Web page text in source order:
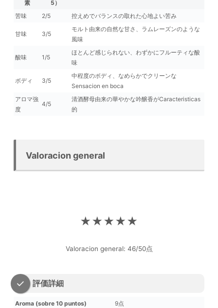
素 5）
苦味 2/5 控えめでバランスの取れた心地よい苦み
甘味 3/5
モルト由来の自然な甘さ、ラムレーズンのような
風味
酸味 1/5
ほとんど感じられない、わずかにフルーティな酸
味
ボディ 3/5
中程度のボディ、なめらかでクリーンな
Sensacion en boca
アロマ強
度
4/5
清酒酵母由来の華やかな吟醸香がCaracteristicas
的
Valoracion general
★★★★★
Valoracion general: 46/50点
評価詳細
Aroma (sobre 10 puntos)
9点